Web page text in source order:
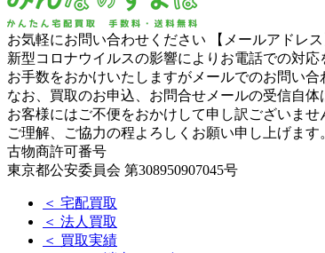
お気軽にお問い合わせください 【メールアドレ
新型コロナウイルスの影響によりお電話での対応
お手数をおかけいたしますがメールでのお問い合
なお、買取のお申込、お問合せメールの受信自体
お客様にはご不便をおかけして申し訳ございませ
ご理解、ご協力の程よろしくお願い申し上げます
古物商許可番号
東京都公安委員会 第308950907045号
＜ 宅配買取
＜ 法人買取
＜ 買取実績